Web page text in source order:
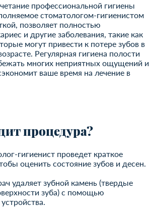
профессиональной гигиены
стоматологом-гигиенистом
позволяет полностью
и другие заболевания, такие как
могут привести к потере зубов в
Регулярная гигиена полости
многих неприятных ощущений и
ваше время на лечение в
процедура?
гигиенист проведет краткое
оценить состояние зубов и десен.
удаляет зубной камень (твердые
зуба) с помощью